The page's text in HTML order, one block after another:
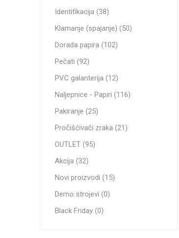
Identifikacija (38)
Klamanje (spajanje) (50)
Dorada papira (102)
Pečati (92)
PVC galanterija (12)
Naljepnice - Papiri (116)
Pakiranje (25)
Pročišćivači zraka (21)
OUTLET (95)
Akcija (32)
Novi proizvodi (15)
Demo strojevi (0)
Black Friday (0)